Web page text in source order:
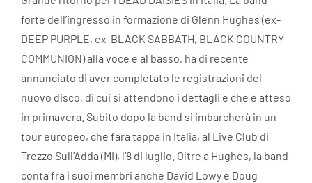
forte dell’ingresso in formazione di Glenn Hughes (ex-
DEEP PURPLE, ex-BLACK SABBATH, BLACK COUNTRY
COMMUNION) alla voce e al basso, ha di recente
annunciato di aver completato le registrazioni del
nuovo disco, di cui si attendono i dettagli e che è atteso
in primavera. Subito dopo la band si imbarcherà in un
tour europeo, che farà tappa in Italia, al Live Club di
Trezzo Sull’Adda (MI), l’8 di luglio. Oltre a Hughes, la band
conta fra i suoi membri anche David Lowy e Doug